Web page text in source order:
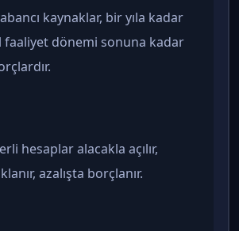
kaynaklar, bir yıla kadar
faaliyet dönemi sonuna kadar
hesaplar alacakla açılır,
azalışta borçlanır.